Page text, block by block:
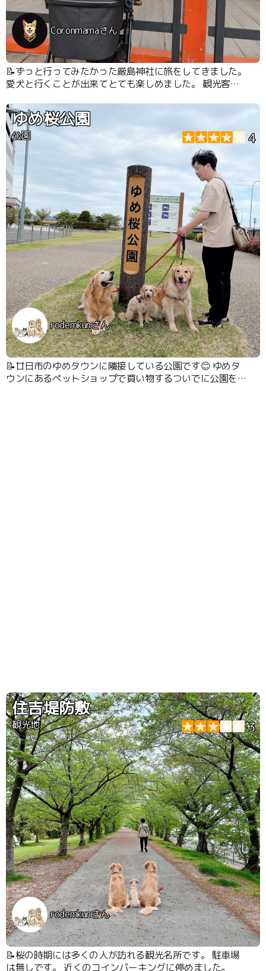
Coronmamaさん
📝ずっと行ってみたかった厳島神社に旅をしてきました。
愛犬と行くことが出来てとても楽しめました。 観光客は
けるレベルでした
ゆめ桜公園
公園 4
rodemkunさん
📝廿日市のゆめタウンに隣接している公園です😊 ゆめタ
ウンにあるペットショップで買い物するついでに公園をお
住吉堤防敷
観光地 3
rodemkunさん
📝桜の時期には多くの人が訪れる観光名所です。 駐車場
は無しです。 近くのコインパーキングに停めました。